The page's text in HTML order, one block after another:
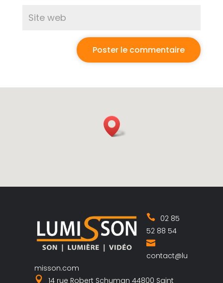
02 85
52 88 54
contact@lu
misson.com
14 rue Robert Schuman 44800 Saint